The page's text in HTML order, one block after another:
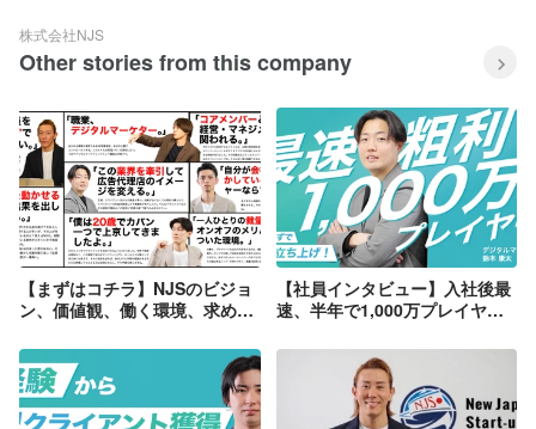
株式会社NJS
Other stories from this company
【まずはコチラ】NJSのビジョ
ン、価値観、働く環境、求める
【社員インタビュー】入社後最
速、半年で1,000万プレイヤー
も担う期待の若手に迫る！